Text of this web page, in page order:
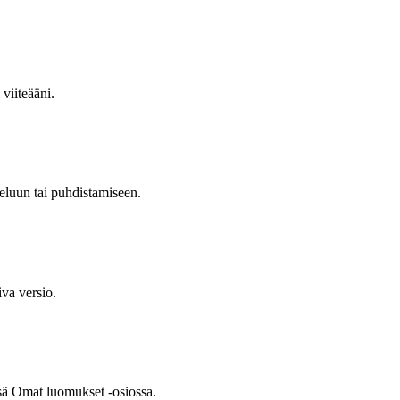
tai puhdistamiseen.
versio.
Omat luomukset -osiossa.